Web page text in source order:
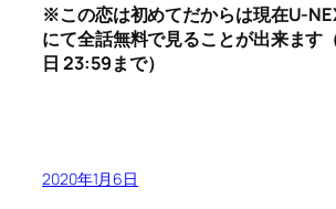
※この恋は初めてだからは現在U-
にて全話無料で見ることが出来ます
日 23:59まで）
2020年1月6日